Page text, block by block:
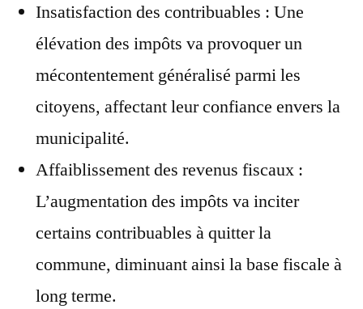
Insatisfaction des contribuables : Une
élévation des impôts va provoquer un
mécontentement généralisé parmi les
citoyens, affectant leur confiance envers la
municipalité.
Affaiblissement des revenus fiscaux :
L’augmentation des impôts va inciter
certains contribuables à quitter la
commune, diminuant ainsi la base fiscale à
long terme.